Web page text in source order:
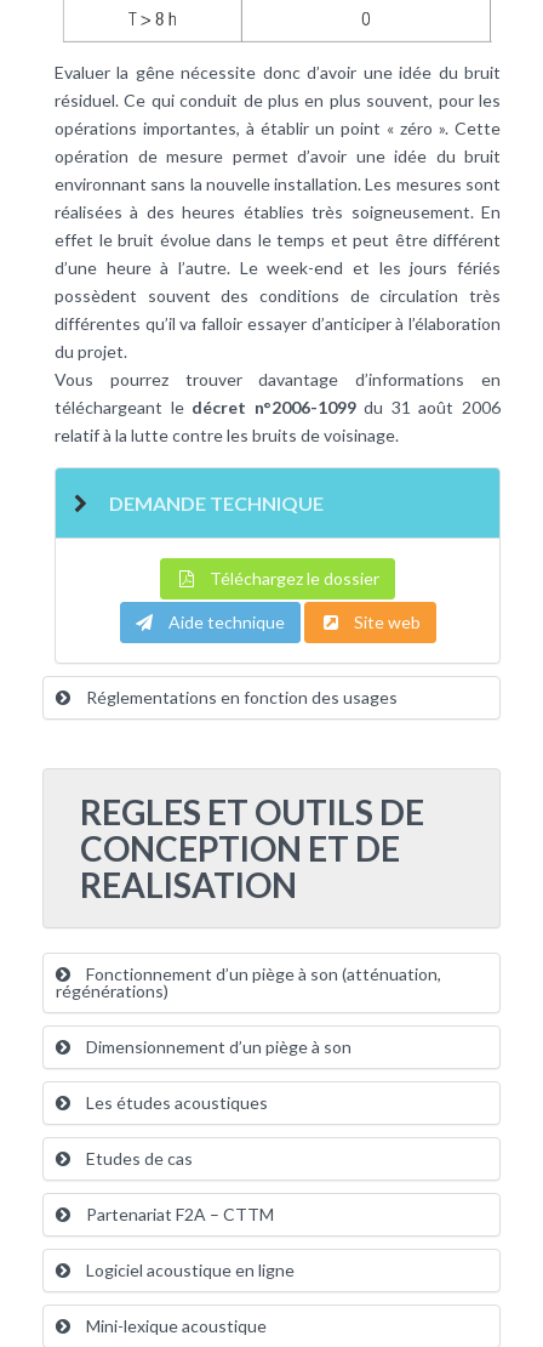
Evaluer la gêne nécessite donc d’avoir une idée du bruit
résiduel. Ce qui conduit de plus en plus souvent, pour les
opérations importantes, à établir un point « zéro ». Cette
opération de mesure permet d’avoir une idée du bruit
environnant sans la nouvelle installation. Les mesures sont
réalisées à des heures établies très soigneusement. En
effet le bruit évolue dans le temps et peut être différent
d’une heure à l’autre. Le week-end et les jours fériés
possèdent souvent des conditions de circulation très
différentes qu’il va falloir essayer d’anticiper à l’élaboration
du projet.
Vous pourrez trouver davantage d’informations en
téléchargeant le décret n°2006-1099du 31 août 2006
relatif à la lutte contre les bruits de voisinage.
DEMANDE TECHNIQUE
Téléchargez le dossier
Aide technique Site web
Réglementations en fonction des usages
REGLES ET OUTILS DE
CONCEPTION ET DE
REALISATION
Fonctionnement d’un piège à son (atténuation,
régénérations)
Dimensionnement d’un piège à son
Les études acoustiques
Etudes de cas
Partenariat F2A – CTTM
Logiciel acoustique en ligne
Mini-lexique acoustique